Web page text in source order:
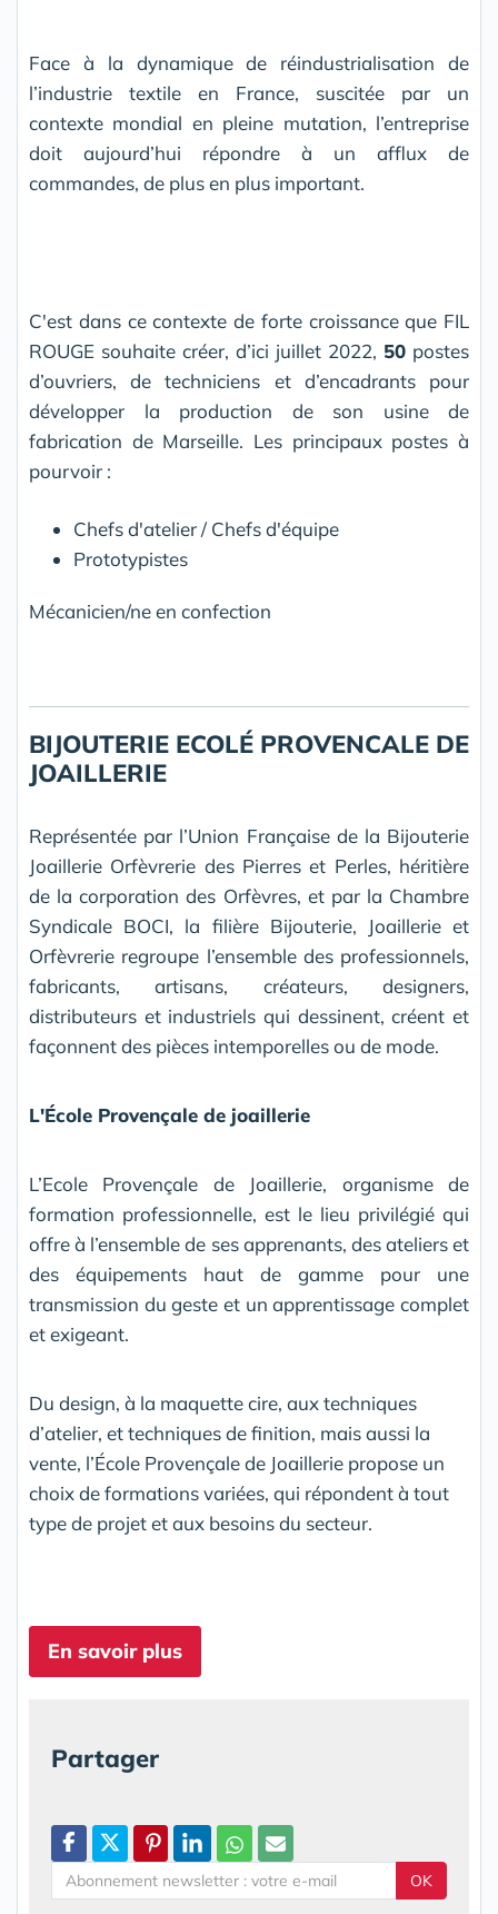
Face à la dynamique de réindustrialisation de
l’industrie textile en France, suscitée par un
contexte mondial en pleine mutation, l’entreprise
doit aujourd’hui répondre à un afflux de
commandes, de plus en plus important.
C'est dans ce contexte de forte croissance que FIL
ROUGE souhaite créer, d’ici juillet 2022, 50 postes
d’ouvriers, de techniciens et d’encadrants pour
développer la production de son usine de
fabrication de Marseille. Les principaux postes à
pourvoir :
Chefs d'atelier / Chefs d'équipe
Prototypistes
Mécanicien/ne en confection
BIJOUTERIE ECOLÉ PROVENCALE DE
JOAILLERIE
Représentée par l’Union Française de la Bijouterie
Joaillerie Orfèvrerie des Pierres et Perles, héritière
de la corporation des Orfèvres, et par la Chambre
Syndicale BOCI, la filière Bijouterie, Joaillerie et
Orfèvrerie regroupe l’ensemble des professionnels,
fabricants, artisans, créateurs, designers,
distributeurs et industriels qui dessinent, créent et
façonnent des pièces intemporelles ou de mode.
L'École Provençale de joaillerie
L’Ecole Provençale de Joaillerie, organisme de
formation professionnelle, est le lieu privilégié qui
offre à l’ensemble de ses apprenants, des ateliers et
des équipements haut de gamme pour une
transmission du geste et un apprentissage complet
et exigeant.
Du design, à la maquette cire, aux techniques
d’atelier, et techniques de finition, mais aussi la
vente, l’École Provençale de Joaillerie propose un
choix de formations variées, qui répondent à tout
type de projet et aux besoins du secteur.
En savoir plus
Partager
OK